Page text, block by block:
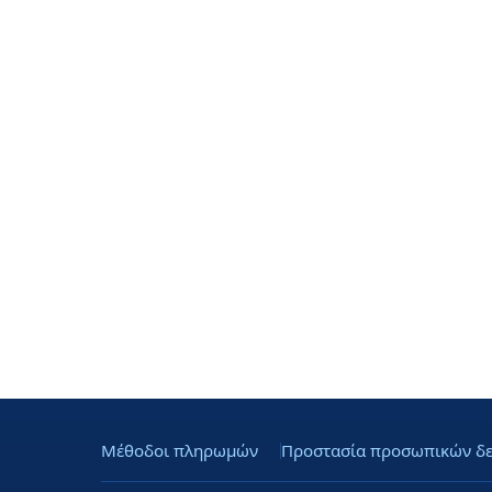
Μέθοδοι πληρωμών Προστασία προσωπικών